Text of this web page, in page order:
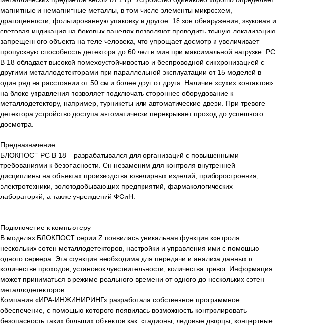
магнитные и немагнитные металлы, в том числе элементы микросхем,
драгоценности, фольгированную упаковку и другое. 18 зон обнаружения, звуковая и
световая индикация на боковых панелях позволяют проводить точную локализацию
запрещенного объекта на теле человека, что упрощает досмотр и увеличивает
пропускную способность детектора до 60 чел в мин при максимальной нагрузке. РС
В 18 обладает высокой помехоустойчивостью и беспроводной синхронизацией с
другими металлодетекторами при параллельной эксплуатации от 15 моделей в
один ряд на расстоянии от 50 см и более друг от друга. Наличие «сухих контактов»
на блоке управления позволяет подключать стороннее оборудование к
металлодетектору, например, турникеты или автоматические двери. При тревоге
детектора устройство доступа автоматически перекрывает проход до успешного
досмотра.
Предназначение
БЛОКПОСТ РС В 18 – разрабатывался для организаций с повышенными
требованиями к безопасности. Он незаменим для контроля внутренней
дисциплины на объектах производства ювелирных изделий, приборостроения,
электротехники, золотодобывающих предприятий, фармакологических
лабораторий, а также учреждений ФСиН.
Подключение к компьютеру
В моделях БЛОКПОСТ серии Z появилась уникальная функция контроля
нескольких сотен металлодетекторов, настройки и управления ими с помощью
одного сервера. Эта функция необходима для передачи и анализа данных о
количестве проходов, установок чувствительности, количества тревог. Информация
может приниматься в режиме реального времени от одного до нескольких сотен
металлодетекторов.
Компания «ИРА-ИНЖИНИРИНГ» разработала собственное программное
обеспечение, с помощью которого появилась возможность контролировать
безопасность таких больших объектов как: стадионы, ледовые дворцы, концертные